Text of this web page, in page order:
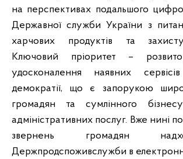
на перспективах подальшого
Державної служби України з
харчових продуктів та
Ключовий пріоритет –
удосконалення наявних
демократії, що є запорукою
громадян та сумлінного
адміністративних послуг. Вже нині
звернень громадян
Держпродспоживслужби в